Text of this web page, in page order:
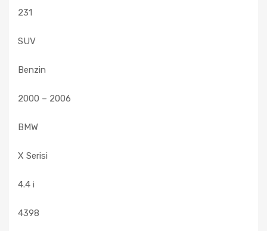
231
SUV
Benzin
2000 – 2006
BMW
X Serisi
4.4 i
4398